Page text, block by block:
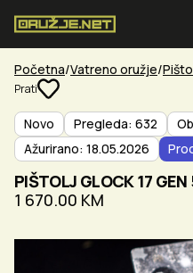
Početna Vatreno oružje
Prati
Novo Pregleda: 632
Ažurirano: 18.05.2026
PIŠTOLJ GLOCK 17
1 670.00 KM